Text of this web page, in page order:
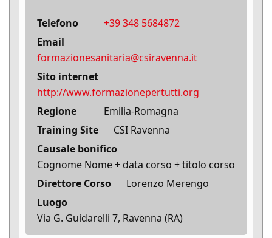
Telefono
+39 348 5684872
Email
formazionesanitaria@csiravenna.it
Sito internet
http://www.formazionepertutti.org
Regione
Emilia-Romagna
Training Site
CSI Ravenna
Causale bonifico
Cognome Nome + data corso + titolo corso
Direttore Corso
Lorenzo Merengo
Luogo
Via G. Guidarelli 7, Ravenna (RA)